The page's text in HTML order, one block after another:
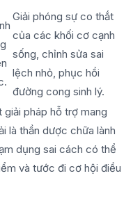
Giải phóng sự co thắt
của các khối cơ cạnh
sống, chỉnh sửa sai
lệch nhỏ, phục hồi
đường cong sinh lý.
pháp hỗ trợ mang
là thần dược chữa lành
dụng sai cách có thể
và tước đi cơ hội điều